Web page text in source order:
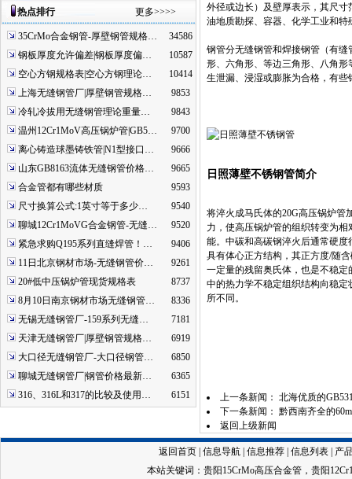
热点排行 更多>>>>
35CrMo合金钢管-厚壁钢管规格…
34586
钢板厚度允许偏差|钢板厚度偏…
10587
空心方钢规格表|空心方钢理论…
10414
上海无缝钢管厂|厚壁钢管规格…
9853
冷轧冷拔用无缝钢管理论重量…
9843
温州12Cr1MoV高压锅炉管|GB5…
9700
离心铸造球墨铸铁管|N1型接口…
9666
山东GB8163流体无缝钢管价格…
9665
合金管都有哪些材质
9593
尺寸换算公式:1英寸等于多少…
9540
聊城12Cr1MoVG合金钢管-无缝…
9520
紧急求购Q195系列直缝焊管！…
9406
11日北京钢材市场-无缝钢管价…
9261
20#低中压锅炉管现货规格表
8737
8月10日南京钢材市场无缝钢管…
8336
无锡无缝钢管厂-159系列无缝…
7181
天津无缝钢管厂|厚壁钢管规格…
6919
大口径无缝钢管厂-大口径钢管…
6850
聊城无缝钢管厂|钢管价格最新…
6365
316、316L和317的比较及使用…
6151
外径或边长）及壁厚表示，其尺
油地质勘探、容器、化学工业和特
钢管分无缝钢管和焊接钢管（有
形、六角形、等边三角形、八角
生泄漏、浸湿或膨胀为合格，有
日照薄壁不锈钢管简介
将淬火成马氏体的20G高压锅炉管
力，使高压锅炉管的组织转变为
能。中碳和高碳钢淬火后通常硬
具有体心正方结构，其正方度/随
一定量的残留奥氏体，也是不稳
中的热力学不稳定组织结构向稳
所不同。
上一条新闻： 北海优质的
下一条新闻： 黔西南齐全的
返回上级新闻
返回首页 信息导航 信息推荐 信息列表
产
本站关键词： 贵阳15CrMo高压合金管 ， 贵阳